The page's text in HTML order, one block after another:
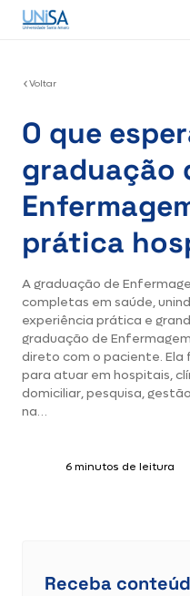
Voltar
O que
graduação
prática
A graduação de
completas em saúde,
experiência prática e
graduação de
direto com o paciente.
para atuar em hospitais,
domiciliar, pesquisa,
na…
6 minutos de leitura
Receba